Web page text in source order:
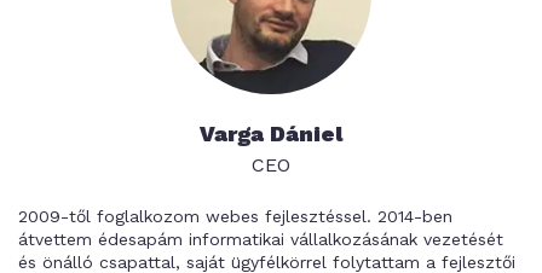
Varga Dániel
CEO
2009-től foglalkozom webes fejlesztéssel. 2014-ben
átvettem édesapám informatikai vállalkozásának vezetését
és önálló csapattal, saját ügyfélkörrel folytattam a fejlesztői